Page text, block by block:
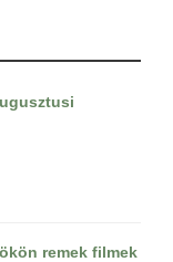
remek filmek